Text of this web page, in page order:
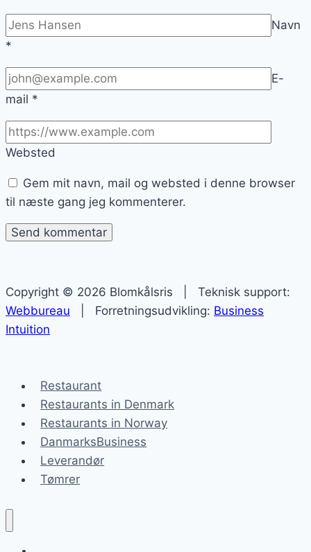
Navn
*
E-
mail *
Websted
Gem mit navn, mail og websted i denne browser
til næste gang jeg kommenterer.
Copyright © 2026 Blomkålsris | Teknisk support:
Webbureau | Forretningsudvikling: Business
Intuition
Restaurant
Restaurants in Denmark
Restaurants in Norway
DanmarksBusiness
Leverandør
Tømrer